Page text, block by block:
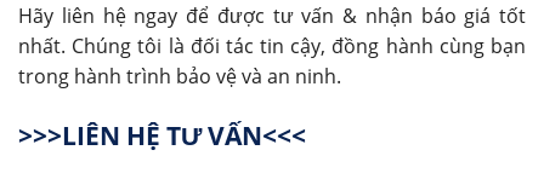
Hãy liên hệ ngay để được tư vấn & nhận báo giá tốt
nhất. Chúng tôi là đối tác tin cậy, đồng hành cùng bạn
trong hành trình bảo vệ và an ninh.
>>>LIÊN HỆ TƯ VẤN<<<